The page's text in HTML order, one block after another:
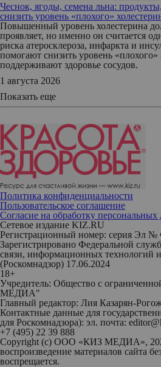
Чеснок, ягоды, семена льна:
снизить уровень «плохого»
Повышенный уровень холестерина
проявляет, но именно он считается
риска атеросклероза, инфаркта и
помогают снизить уровень
поддерживают здоровье сосудов.
1 августа 2026
Показать еще
Политика конфиденциальности
Пользовательское соглашение
Согласие на обработку
Сетевое издание KIZ.RU
Регистрационный номер: серия Эл
Зарегистрировано Федеральной
связи, информационных технологий
(Роскомнадзор) 17.06.2024
18+
Учредитель: Общество с
МЕДИА"
Главный редактор: Лия Казарян-
Контактные данные для
для Роскомнадзора): эл. почта:
+7 (495) 22 39 888
Copyright (с) ООО «КИЗ МЕДИА»,
воспроизведение материалов сайта
воспрещается.